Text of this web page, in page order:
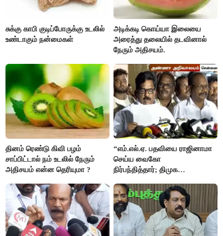
சுக்கு காபி குடிப்போருக்கு உடலில்
உண்டாகும் நன்மைகள்
அடிக்கடி கொய்யா இலையை
அரைத்து தலையில் தடவினால்
நேரும் அதிசயம்.
தினம் ரெண்டு கிவி பழம்
சாப்பிட்டால் நம் உடலில் நேரும்
அதிசயம் என்ன தெரியுமா ?
“எம்.எல்.ஏ. பதவியை ராஜினாமா
செய்ய வைகோ
நிர்பந்தித்தார்; திமுக
தொடர்கிறோம்”- மதிமுக
எம்.எல்.ஏக்கள் பரபரப்பு பேட்டி